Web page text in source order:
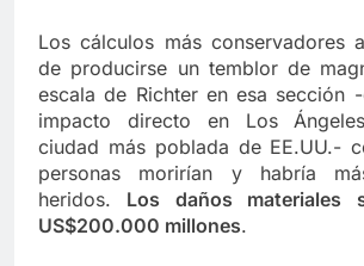
Los cálculos más conservadores
de producirse un temblor de
escala de Richter en esa sección
impacto directo en Los
ciudad más poblada de EE.UU.-
personas morirían y habría
heridos. Los daños materiales
US$200.000 millones.